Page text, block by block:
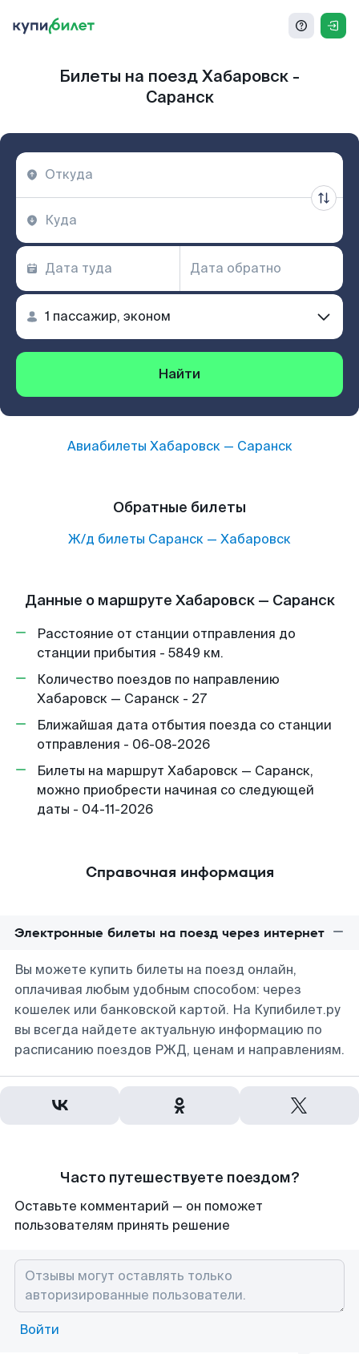
Билеты на поезд Хабаровск -
Саранск
Найти
Авиабилеты Хабаровск— Саранск
Обратные билеты
Ж/д билеты Саранск — Хабаровск
Данные о маршруте Хабаровск — Саранск
Расстояние от станции отправления до
станции прибытия - 5849 км.
Количество поездов по направлению
Хабаровск — Саранск - 27
Ближайшая дата отбытия поезда со станции
отправления - 06-08-2026
Билеты на маршрут Хабаровск — Саранск,
можно приобрести начиная со следующей
даты - 04-11-2026
Справочная информация
Электронные билеты на поезд через интернет
Вы можете купить билеты на поезд онлайн,
оплачивая любым удобным способом: через
кошелек или банковской картой. На Купибилет.ру
вы всегда найдете актуальную информацию по
расписанию поездов РЖД, ценам и направлениям.
Часто путешествуете поездом?
Оставьте комментарий — он поможет
пользователям принять решение
Войти